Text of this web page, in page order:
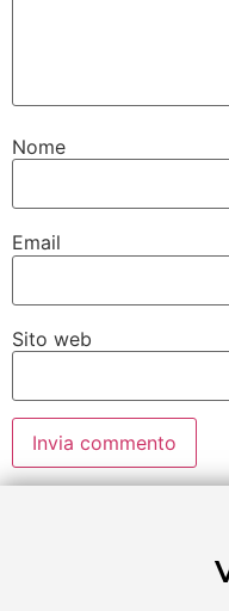
Nome
Email
Sito web